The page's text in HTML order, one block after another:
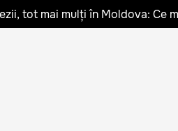
tot mai mulți în Moldova: Ce